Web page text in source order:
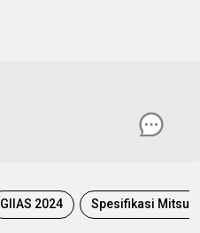
GIIAS 2024